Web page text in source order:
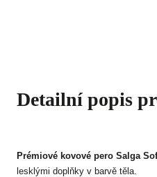
Detailní popis
Prémiové kovové pero Salga
lesklými doplňky v barvě těla.